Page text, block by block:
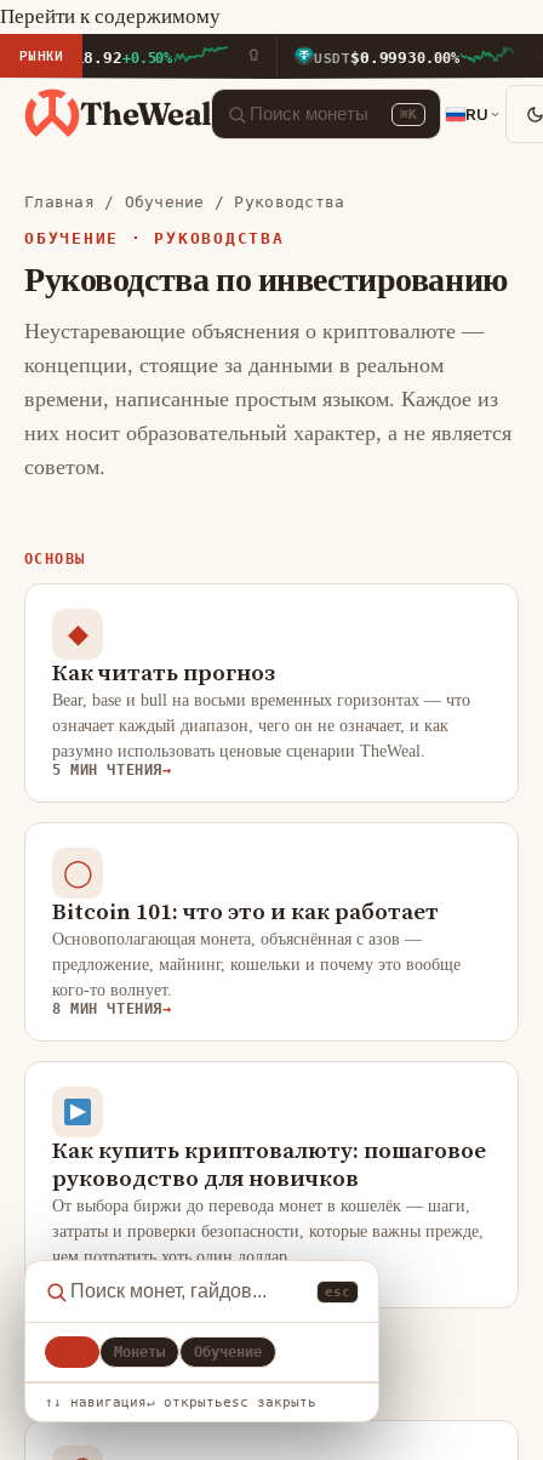
Перейти к содержимому
РЫНКИ +0.50% USDT $0.99930.00%
TheWeal ⌘K RU
esc
Монеты Обучение
↑↓ навигация↵ открытьesc закрыть
Главная / Обучение
/ Руководства
ОБУЧЕНИЕ · РУКОВОДСТВА
Руководства по инвестированию
Неустаревающие объяснения о криптовалюте —
концепции, стоящие за данными в реальном
времени, написанные простым языком. Каждое из
них носит образовательный характер, а не является
советом.
ОСНОВЫ
◆
Как читать прогноз
Bear, base и bull на восьми временных горизонтах — что
означает каждый диапазон, чего он не означает, и как
разумно использовать ценовые сценарии TheWeal.
5 МИН ЧТЕНИЯ →
◯
Bitcoin 101: что это и как работает
Основополагающая монета, объяснённая с азов —
предложение, майнинг, кошельки и почему это вообще
кого-то волнует.
8 МИН ЧТЕНИЯ →
Как купить криптовалюту: пошаговое
руководство для новичков
От выбора биржи до перевода монет в кошелёк — шаги,
затраты и проверки безопасности, которые важны прежде,
чем потратить хоть один доллар.
КРИПТО